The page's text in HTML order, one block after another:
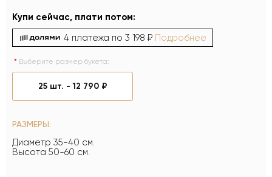
Купи сейчас, плати потом:
4 платежа по 3 198 ₽ Подробнее
Выберите размер букета:
25 шт. -12 790 ₽
РАЗМЕРЫ:
Диаметр 35-40 см.
Высота 50-60 см.